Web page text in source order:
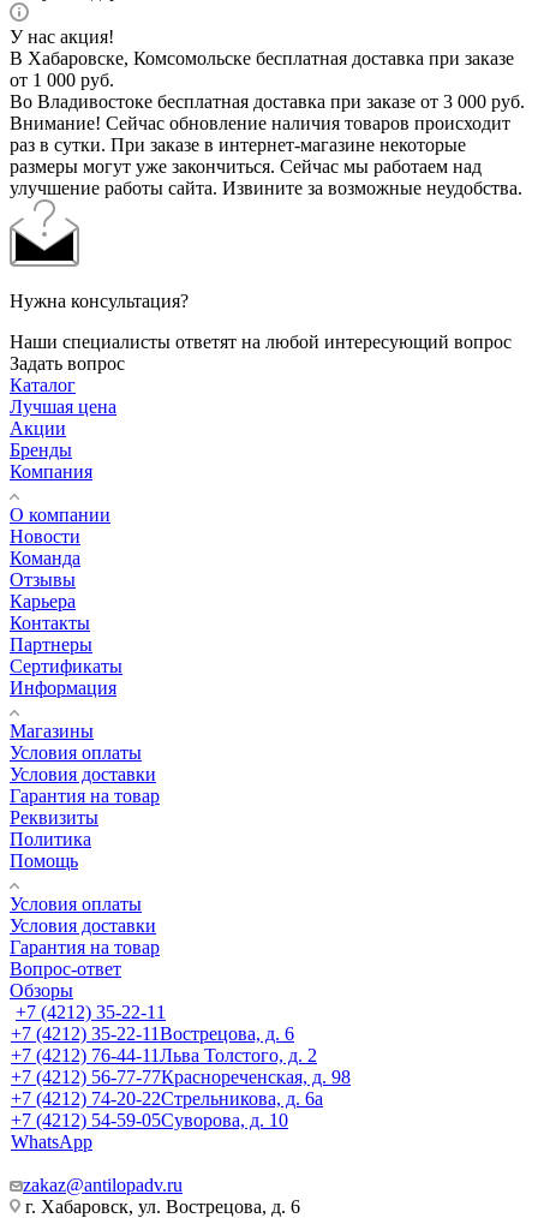
У нас акция!
В Хабаровске, Комсомольске бесплатная доставка при заказе
от 1 000 руб.
Во Владивостоке бесплатная доставка при заказе от 3 000 руб.
Внимание! Сейчас обновление наличия товаров происходит
раз в сутки. При заказе в интернет-магазине некоторые
размеры могут уже закончиться. Сейчас мы работаем над
улучшение работы сайта. Извините за возможные неудобства.
Нужна консультация?
Наши специалисты ответят на любой интересующий вопрос
Задать вопрос
Каталог
Лучшая цена
Акции
Бренды
Компания
О компании
Новости
Команда
Отзывы
Карьера
Контакты
Партнеры
Сертификаты
Информация
Магазины
Условия оплаты
Условия доставки
Гарантия на товар
Реквизиты
Политика
Помощь
Условия оплаты
Условия доставки
Гарантия на товар
Вопрос-ответ
Обзоры
+7 (4212) 35-22-11
+7 (4212) 35-22-11Вострецова, д. 6
+7 (4212) 76-44-11Льва Толстого, д. 2
+7 (4212) 56-77-77Краснореченская, д. 98
+7 (4212) 74-20-22Стрельникова, д. 6а
+7 (4212) 54-59-05Суворова, д. 10
WhatsApp
zakaz@antilopadv.ru
г. Хабаровск, ул. Вострецова, д. 6